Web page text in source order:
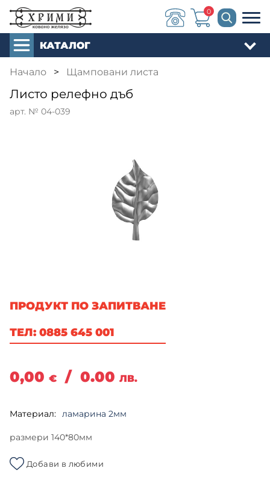
0
КАТАЛОГ
Начало > Щамповани листа
Листо релефно дъб
арт. № 04-039
ПРОДУКТ ПО ЗАПИТВАНЕ
ТЕЛ: 0885 645 001
0,00 € / 0.00 ЛВ.
Материал: ламарина 2мм
размери 140*80мм
Добави в любими